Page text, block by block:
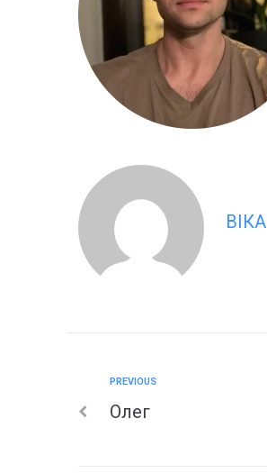
ВІКА
PREVIOUS
Олег